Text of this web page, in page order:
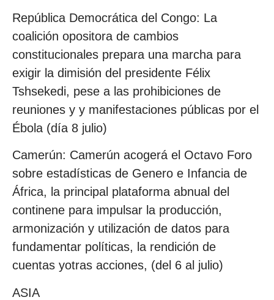
República Democrática del Congo: La
coalición opositora de cambios
constitucionales prepara una marcha para
exigir la dimisión del presidente Félix
Tshsekedi, pese a las prohibiciones de
reuniones y y manifestaciones públicas por el
Ébola (día 8 julio)
Camerún: Camerún acogerá el Octavo Foro
sobre estadísticas de Genero e Infancia de
África, la principal plataforma abnual del
continene para impulsar la producción,
armonización y utilización de datos para
fundamentar políticas, la rendición de
cuentas yotras acciones, (del 6 al julio)
ASIA